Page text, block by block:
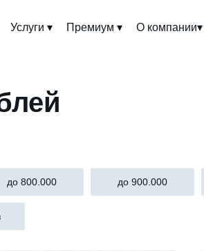
Услуги ▾ Премиум ▾ О компании▾
до 800.000 до 900.000